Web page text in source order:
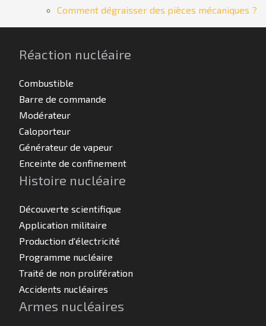
Comment dégraisser des pièces mécaniques ?
Réaction nucléaire
Combustible
Barre de commande
Modérateur
Caloporteur
Générateur de vapeur
Enceinte de confinement
Histoire nucléaire
Découverte scientifique
Application militaire
Production d'électricité
Programme nucléaire
Traité de non prolifération
Accidents nucléaires
Armes nucléaires